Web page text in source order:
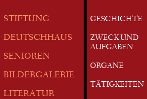
STIFTUNG
DEUTSCHHAUS
SENIOREN
BILDERGALERIE
LITERATUR
GESCHICHTE
ZWECK UND
AUFGABEN
ORGANE
TÄTIGKEITEN